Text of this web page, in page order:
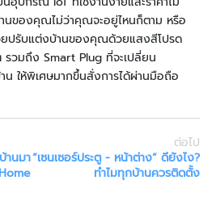
ของคุณไม่ว่าคุณจะอยู่ไหนก็ตาม หรือ
ปรับแต่งบ้านของคุณด้วยแสงสีโปรด
รวมถึง Smart Plug ที่จะเปลี่ยน
ให้พิเศษมากขึ้นสั่งการได้ผ่านมือถือ
านมา
ต่อไป
“เซนเซอร์ประตู - หน้าต่าง” ดียังไง?
ทำไมทุกบ้านควรติดตั้ง